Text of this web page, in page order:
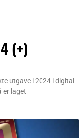
(+)
utgave i 2024 i digital
er laget